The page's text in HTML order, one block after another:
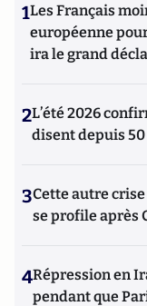
1Les Français
européenne
ira le grand
2L’été 2026
disent depuis
3Cette autre
se profile après
4Répression en
pendant que